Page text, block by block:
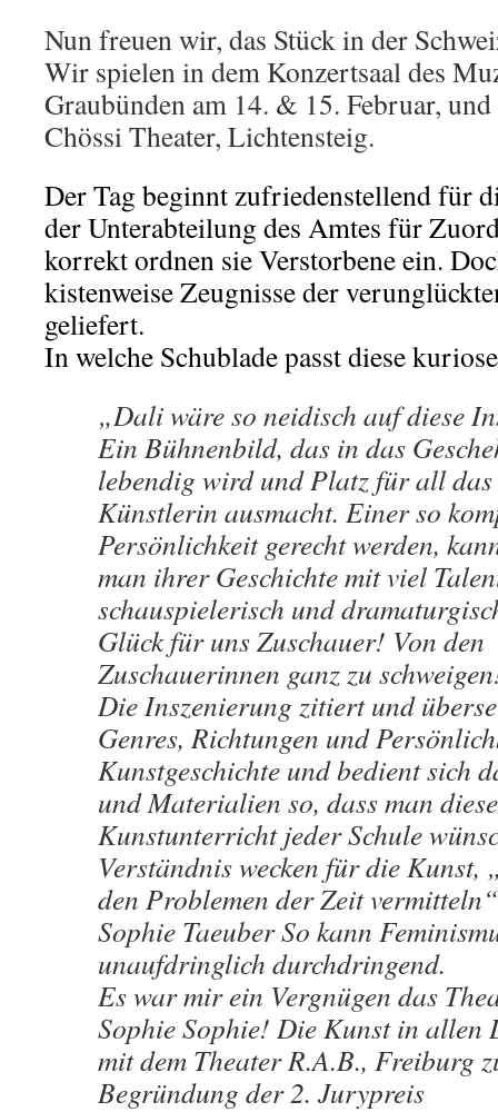
Nun freuen wir, das Stück in der
Wir spielen in dem Konzertsaal des
Graubünden am 14. & 15. Februar,
Chössi Theater, Lichtensteig.
Der Tag beginnt zufriedenstellend für
der Unterabteilung des Amtes für
korrekt ordnen sie Verstorbene ein.
kistenweise Zeugnisse der
geliefert.
In welche Schublade passt diese
„Dali wäre so neidisch auf diese
Ein Bühnenbild, das in das
lebendig wird und Platz für all das
Künstlerin ausmacht. Einer so
Persönlichkeit gerecht werden,
man ihrer Geschichte mit viel
schauspielerisch und
Glück für uns Zuschauer! Von den
Zuschauerinnen ganz zu
Die Inszenierung zitiert und
Genres, Richtungen und
Kunstgeschichte und bedient sich
und Materialien so, dass man
Kunstunterricht jeder Schule
Verständnis wecken für die Kunst,
den Problemen der Zeit
Sophie Taeuber So kann
unaufdringlich durchdringend.
Es war mir ein Vergnügen das
Sophie Sophie! Die Kunst in allen
mit dem Theater R.A.B., Freiburg
Begründung der 2. Jurypreis